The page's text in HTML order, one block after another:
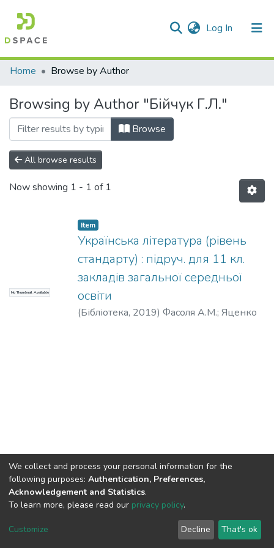
Log In (current)
Communities & Collections
Home Browse by Author
Browsing by Author "Бійчук Г.Л."
Browse
All browse results
Now showing 1 - 1 of 1
No Thumbnail Available
Item
Українська література (рівень
стандарту) : підруч. для 11 кл.
закладів загальної середньої
освіти
(Бібліотека, 2019) Фасоля А.М.; Яценко
DSpace software copyright © 2002-2026
Cookie
End User
Agreement
Send
Feedback
We collect and process your personal information for the
following purposes: Authentication, Preferences,
Acknowledgement and Statistics.
To learn more, please read our privacy policy.
Customize Decline That's ok